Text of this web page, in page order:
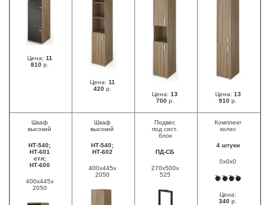
Цена: 11
810 р.
Цена: 11
420р.
Цена: 13
700р.
Цена: 13
910 р.
Шкаф
высокий
НТ-540;
НТ-601
стл;
НТ-600
400х445х
2050
Шкаф
высокий
НТ-540;
НТ-602
400х445х
2050
Подвес
под сист.
блок
ПД-СБ
270х500х
525
Комплект
колес
4 штуки
0х0х0
Цена:
340 р.